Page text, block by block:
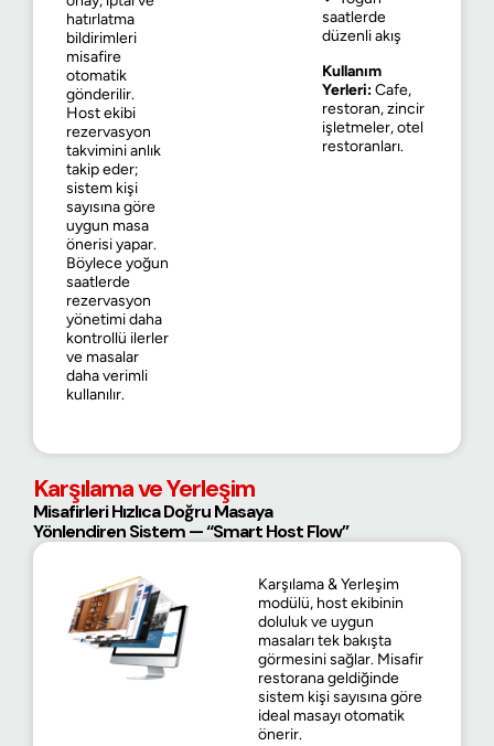
hatırlatma
bildirimleri
misafire
otomatik
gönderilir.
Host ekibi
rezervasyon
takvimini anlık
takip eder;
sistem kişi
sayısına göre
uygun masa
önerisi yapar.
Böylece yoğun
saatlerde
rezervasyon
yönetimi daha
kontrollü ilerler
ve masalar
daha verimli
kullanılır.
saatlerde
düzenli akış
Kullanım
Yerleri:Cafe,
restoran, zincir
işletmeler, otel
restoranları.
Karşılama ve Yerleşim
Misafirleri Hızlıca Doğru Masaya
Yönlendiren Sistem — “Smart Host Flow”
Karşılama & Yerleşim
modülü, host ekibinin
doluluk ve uygun
masaları tek bakışta
görmesini sağlar. Misafir
restorana geldiğinde
sistem kişi sayısına göre
ideal masayı otomatik
önerir.